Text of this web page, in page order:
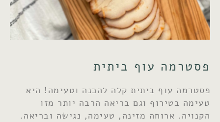
פסטרמה עוף ביתית
פסטרמה עוף ביתית קלה להכנה וטעימה! היא
טעימה בטירוף וגם בריאה הרבה יותר מזו
הקנויה. ארוחה מזינה, טעימה, נגישה ובריאה.